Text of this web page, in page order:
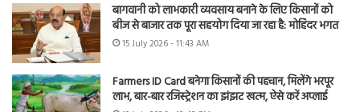
बागवानी को लाभकारी व्यवसाय बनाने के लिए किसानों को
बीज से बाजार तक पूरा सहयोग दिया जा रहा है: मोहिंदर भगत
15 July 2026 - 11:43 AM
Farmers ID Card बनेगा किसानों की पहचान, मिलेंगे भरपूर
लाभ, बार-बार रजिस्ट्रेशन का झंझट खत्म, ऐसे करें अप्लाई